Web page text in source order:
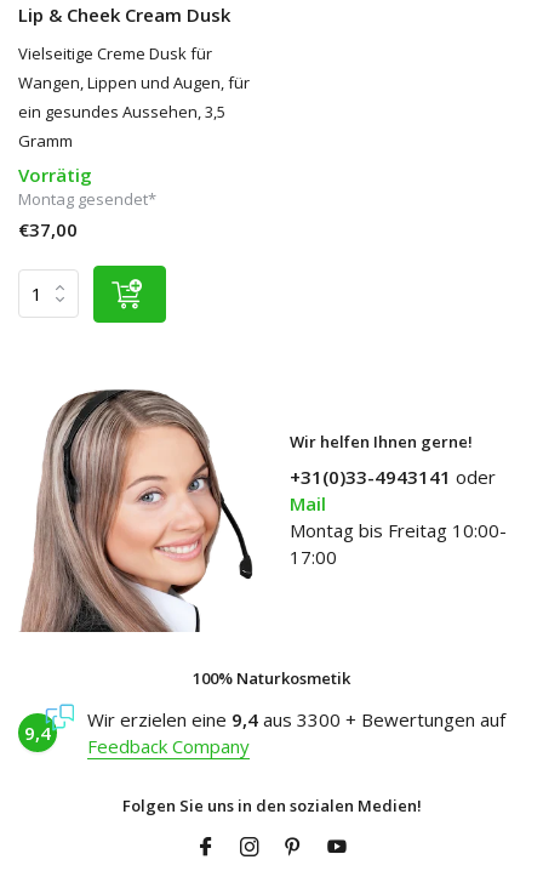
Lip & Cheek Cream Dusk
Vielseitige Creme Dusk für
Wangen, Lippen und Augen, für
ein gesundes Aussehen, 3,5
Gramm
Vorrätig
Montag gesendet*
€37,00
Wir helfen Ihnen gerne!
+31(0)33-4943141 oder
Mail
Montag bis Freitag 10:00-
17:00
100% Naturkosmetik
9,4
Wir erzielen eine 9,4 aus 3300 + Bewertungen auf
Feedback Company
Folgen Sie uns in den sozialen Medien!